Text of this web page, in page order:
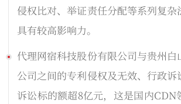
侵权比对、举证责任分配等系列复
具有较高影响力。
代理网宿科技股份有限公司与贵州
公司之间的专利侵权及无效、行政
诉讼标的额超8亿元，这是国内CDN